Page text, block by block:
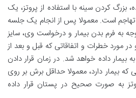
بزرگ کردن سینه با استفاده از پروتز، یک
تهاجم است. معمولا پس از انجام یک جلسه
به فرم بدن بیمار و درخواست وی، سایز
خطرات و اتفاقاتی که قبل و بعد از
بیمار داده خواهد شد. در زمان قرار دادن
که بیمار دارد، معمولا حداقل برش بر روی
به صورت صحیح در پستان قرار داده